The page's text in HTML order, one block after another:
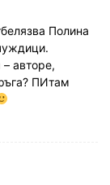
Полина
авторе,
ПИтам